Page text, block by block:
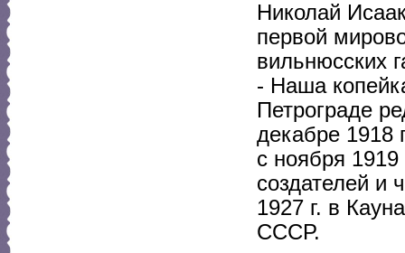
Николай
первой
вильнюсских
- Наша
Петрограде
декабре 1918
с ноября 1919
создателей и
1927 г. в
СССР.